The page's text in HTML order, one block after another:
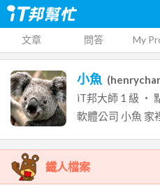
文章 問答 My
小魚 (
iT邦大師 1 級 ‧
軟體公司 小魚 家
鐵人檔案